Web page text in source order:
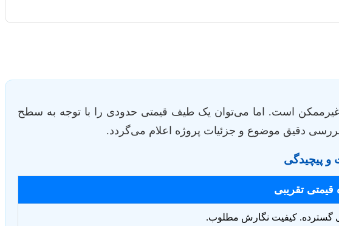
غیرممکن است. اما می‌توان یک طیف قیمتی حدودی را با توجه به سطح
دقیق موضوع و جزئیات پروژه اعلام می‌گردد.
و پیچیدگی
قیمتی تقریبی
گسترده. کیفیت نگارش مطلوب.